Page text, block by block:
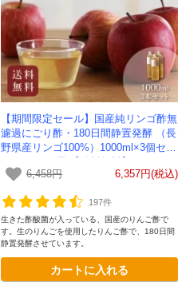
【期間限定セール】国産純リンゴ酢無
濾過にごり酢・180日間静置発酵 （長
野県産リンゴ100%）1000ml×3個セッ
6,458円
6,357円(税込)
197件
生きた酢酸菌が入っている、国産のりんご酢で
す。生のりんごを使用したりんご酢で、180日間
静置発酵させています。
カートに入れる